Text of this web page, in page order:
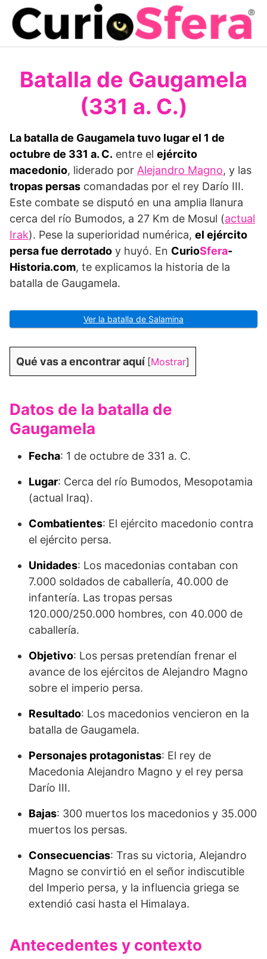
Saltar
contenido
Batalla de Gaugamela
(331 a. C.)
La batalla de Gaugamela tuvo lugar el 1 de
octubre de 331 a. C. entre el ejército
macedonio, liderado por Alejandro Magno, y las
tropas persas comandadas por el rey Darío III.
Este combate se disputó en una amplia llanura
cerca del río Bumodos, a 27 Km de Mosul (actual
Irak). Pese la superioridad numérica, el ejército
persa fue derrotado y huyó. En CurioSfera-
Historia.com, te explicamos la historia de la
batalla de Gaugamela.
Ver la batalla de Salamina
Qué vas a encontrar aquí [Mostrar]
Datos de la batalla de
Gaugamela
Fecha: 1 de octubre de 331 a. C.
Lugar: Cerca del río Bumodos, Mesopotamia
(actual Iraq).
Combatientes: El ejército macedonio contra
el ejército persa.
Unidades: Los macedonias contaban con
7.000 soldados de caballería, 40.000 de
infantería. Las tropas persas
120.000/250.000 hombres, con 40.000 de
caballería.
Objetivo: Los persas pretendían frenar el
avance de los ejércitos de Alejandro Magno
sobre el imperio persa.
Resultado: Los macedonios vencieron en la
batalla de Gaugamela.
Personajes protagonistas: El rey de
Macedonia Alejandro Magno y el rey persa
Darío III.
Bajas: 300 muertos los macedonios y 35.000
muertos los persas.
Consecuencias: Tras su victoria, Alejandro
Magno se convirtió en el señor indiscutible
del Imperio persa, y la influencia griega se
extendió casi hasta el Himalaya.
Antecedentes y contexto